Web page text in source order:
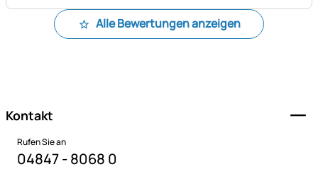
Alle Bewertungen anzeigen
Kontakt
Rufen Sie an
04847 - 8068 0